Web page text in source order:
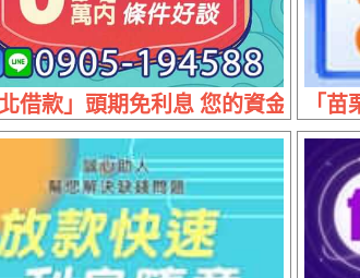
萬內 專案優惠降息乾脆
北借款」頭期免利息 您的資金幫你準
「